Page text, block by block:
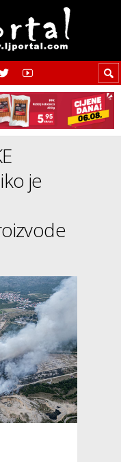
je